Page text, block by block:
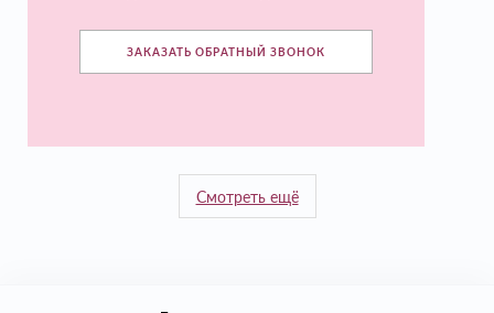
ЗАКАЗАТЬ ОБРАТНЫЙ ЗВОНОК
Смотреть ещё